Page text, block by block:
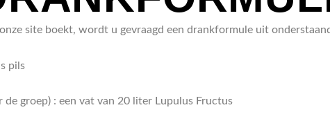
site boekt, wordt u gevraagd een drankformule uit
pils
de groep) : een vat van 20 liter Lupulus Fructus